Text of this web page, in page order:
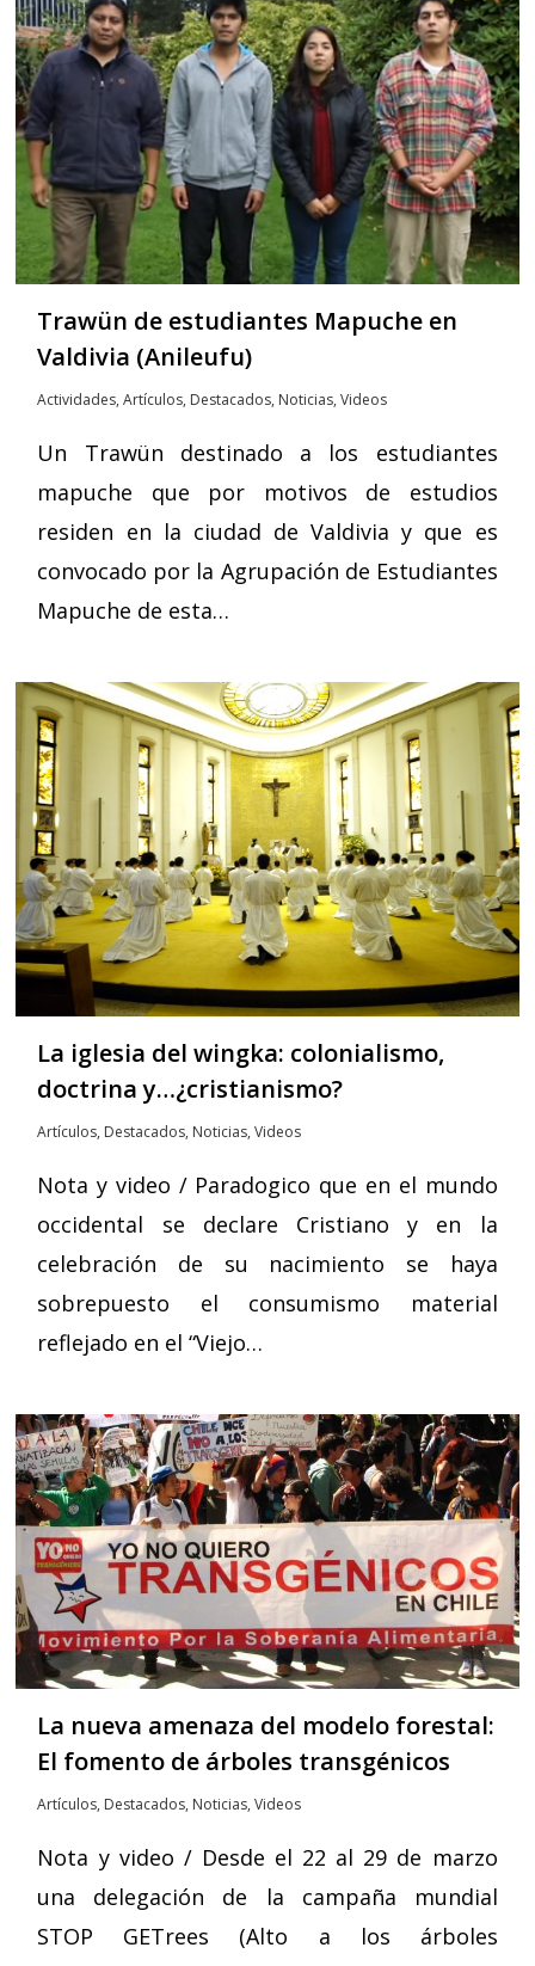
Trawün de estudiantes Mapuche en
Valdivia (Anileufu)
Actividades,Artículos, Destacados, Noticias,Videos
Un Trawün destinado a los estudiantes
mapuche que por motivos de estudios
residen en la ciudad de Valdivia y que es
convocado por la Agrupación de Estudiantes
Mapuche de esta…
La iglesia del wingka: colonialismo,
doctrina y…¿cristianismo?
Artículos, Destacados, Noticias,Videos
Nota y video / Paradogico que en el mundo
occidental se declare Cristiano y en la
celebración de su nacimiento se haya
sobrepuesto el consumismo material
reflejado en el “Viejo…
La nueva amenaza del modelo forestal:
El fomento de árboles transgénicos
Artículos, Destacados, Noticias,Videos
Nota y video / Desde el 22 al 29 de marzo
una delegación de la campaña mundial
STOP GETrees (Alto a los árboles